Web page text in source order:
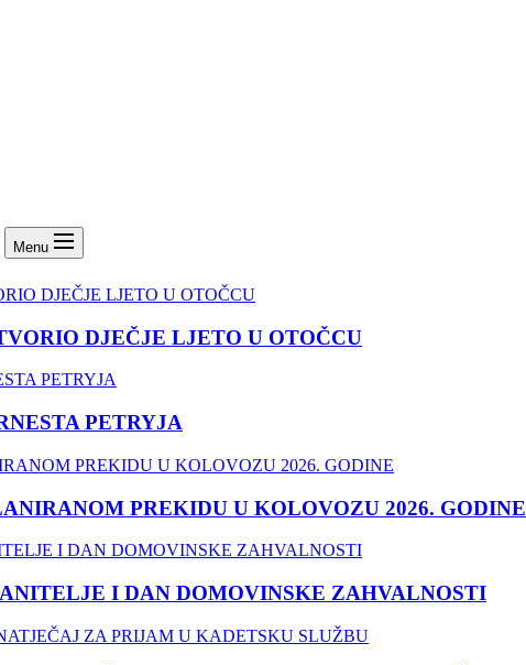
Menu
DJEČJE LJETO U OTOČCU
PETRYJA
PREKIDU U KOLOVOZU 2026. GODINE
I DAN DOMOVINSKE ZAHVALNOSTI